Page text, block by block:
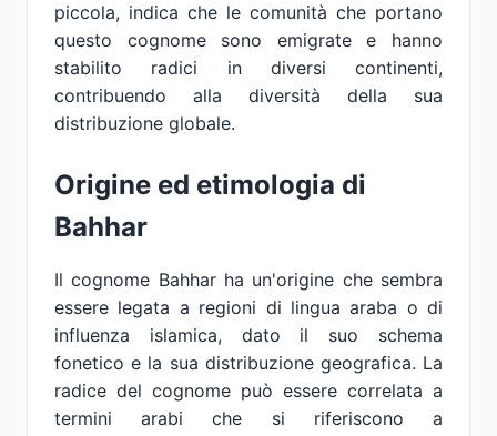
piccola, indica che le comunità che portano
questo cognome sono emigrate e hanno
stabilito radici in diversi continenti,
contribuendo alla diversità della sua
distribuzione globale.
Origine ed etimologia di
Bahhar
Il cognome Bahhar ha un'origine che sembra
essere legata a regioni di lingua araba o di
influenza islamica, dato il suo schema
fonetico e la sua distribuzione geografica. La
radice del cognome può essere correlata a
termini arabi che si riferiscono a